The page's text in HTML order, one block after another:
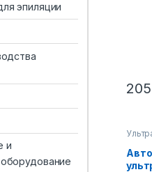
для
кГц
эпиляции
и